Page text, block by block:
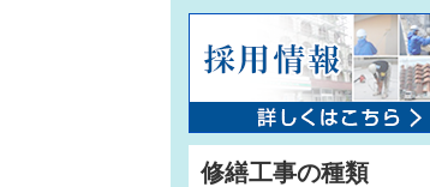
修繕工事の種類